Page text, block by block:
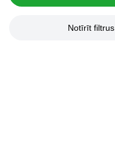
Notīrīt filtrus